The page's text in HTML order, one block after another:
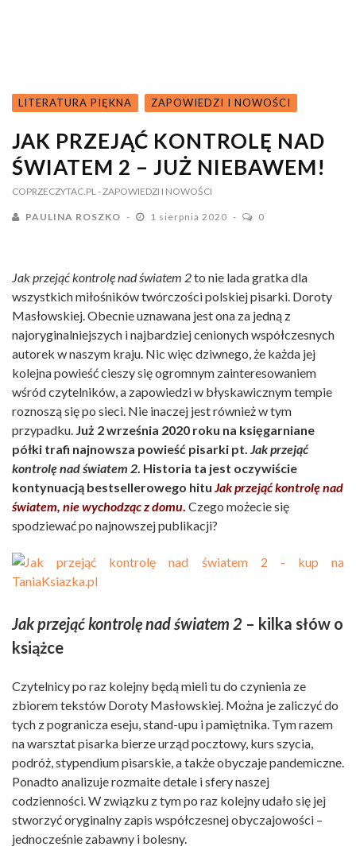
LITERATURA PIĘKNA ZAPOWIEDZI I NOWOŚCI
JAK PRZEJĄĆ KONTROLĘ NAD
ŚWIATEM 2 – JUŻ NIEBAWEM!
COPRZECZYTAC.PL - ZAPOWIEDZI I NOWOŚCI
PAULINA ROSZKO 1 sierpnia 2020 0
Jak przejąć kontrolę nad światem 2to nie lada gratka dla
wszystkich miłośników twórczości polskiej pisarki. Doroty
Masłowskiej. Obecnie uznawana jest ona za jedną z
najoryginalniejszych i najbardziej cenionych współczesnych
autorek w naszym kraju. Nic więc dziwnego, że każda jej
kolejna powieść cieszy się ogromnym zainteresowaniem
wśród czytelników, a zapowiedzi w błyskawicznym tempie
roznoszą się po sieci. Nie inaczej jest również w tym
przypadku. Już 2 września 2020 roku na księgarniane
półki trafi najnowsza powieść pisarki pt. Jak przejąć
kontrolę nad światem 2. Historia ta jest oczywiście
kontynuacją bestsellerowego hitu Jak przejąć kontrolę nad
światem, nie wychodząc z domu. Czego możecie się
spodziewać po najnowszej publikacji?
Jak przejąć kontrolę nad światem 2 – kilka słów o
książce
Czytelnicy po raz kolejny będą mieli tu do czynienia ze
zbiorem tekstów Doroty Masłowskiej. Można je zaliczyć do
tych z pogranicza eseju, stand-upu i pamiętnika. Tym razem
na warsztat pisarka bierze urząd pocztowy, kurs szycia,
podróż, stypendium pisarskie, a także obyczaje pandemiczne.
Ponadto analizuje rozmaite detale i sfery naszej
codzienności. W związku z tym po raz kolejny udało się jej
stworzyć oryginalny zapis współczesnej obyczajowości –
jednocześnie zabawny i bolesny.